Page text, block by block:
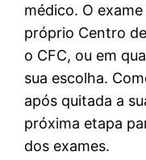
médico. O
próprio Centro
o CFC, ou em
sua escolha.
após quitada a
próxima etapa
dos exames.